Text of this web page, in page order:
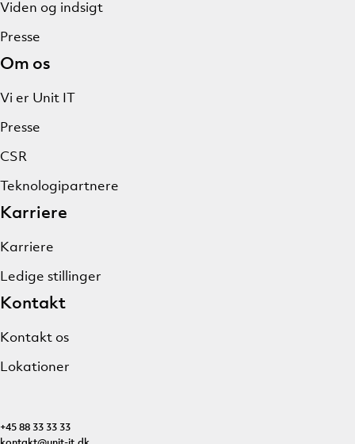
Viden og indsigt
Presse
Om os
Vi er Unit IT
Presse
CSR
Teknologipartnere
Karriere
Karriere
Ledige stillinger
Kontakt
Kontakt os
Lokationer
+45 88 33 33 33